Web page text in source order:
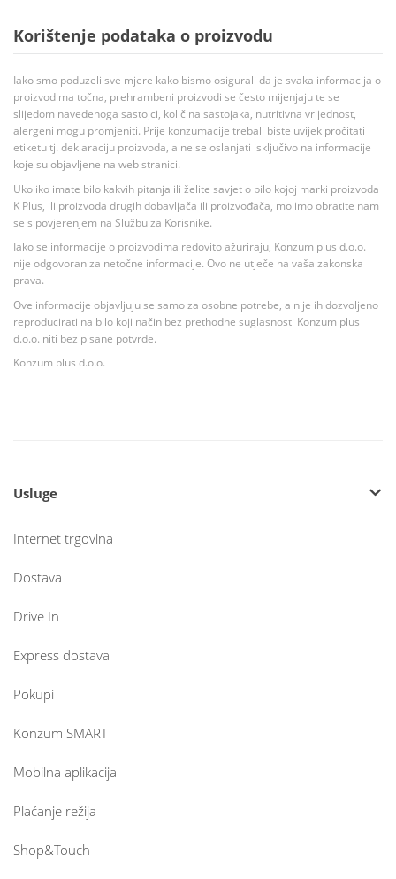
Korištenje podataka o proizvodu
Iako smo poduzeli sve mjere kako bismo osigurali da je svaka informacija o
proizvodima točna, prehrambeni proizvodi se često mijenjaju te se
slijedom navedenoga sastojci, količina sastojaka, nutritivna vrijednost,
alergeni mogu promjeniti. Prije konzumacije trebali biste uvijek pročitati
etiketu tj. deklaraciju proizvoda, a ne se oslanjati isključivo na informacije
koje su objavljene na web stranici.
Ukoliko imate bilo kakvih pitanja ili želite savjet o bilo kojoj marki proizvoda
K Plus, ili proizvoda drugih dobavljača ili proizvođača, molimo obratite nam
se s povjerenjem na Službu za Korisnike.
Iako se informacije o proizvodima redovito ažuriraju, Konzum plus d.o.o.
nije odgovoran za netočne informacije. Ovo ne utječe na vaša zakonska
prava.
Ove informacije objavljuju se samo za osobne potrebe, a nije ih dozvoljeno
reproducirati na bilo koji način bez prethodne suglasnosti Konzum plus
d.o.o. niti bez pisane potvrde.
Konzum plus d.o.o.
Usluge
Internet trgovina
Dostava
Drive In
Express dostava
Pokupi
Konzum SMART
Mobilna aplikacija
Plaćanje režija
Shop&Touch